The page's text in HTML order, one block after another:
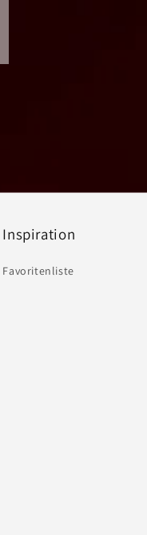
Inspiration
Favoritenliste